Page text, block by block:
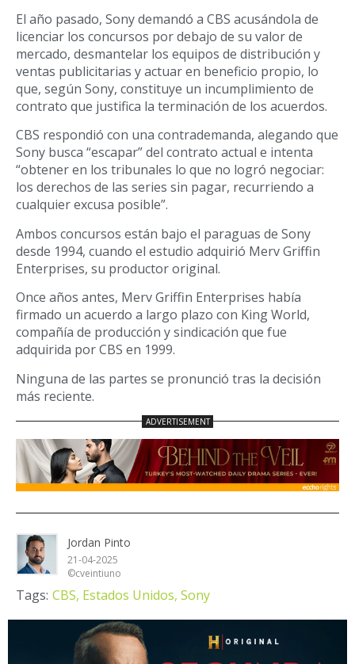
El año pasado, Sony demandó a CBS acusándola de
licenciar los concursos por debajo de su valor de
mercado, desmantelar los equipos de distribución y
ventas publicitarias y actuar en beneficio propio, lo
que, según Sony, constituye un incumplimiento de
contrato que justifica la terminación de los acuerdos.
CBS respondió con una contrademanda, alegando que
Sony busca “escapar” del contrato actual e intenta
“obtener en los tribunales lo que no logró negociar:
los derechos de las series sin pagar, recurriendo a
cualquier excusa posible”.
Ambos concursos están bajo el paraguas de Sony
desde 1994, cuando el estudio adquirió Merv Griffin
Enterprises, su productor original.
Once años antes, Merv Griffin Enterprises había
firmado un acuerdo a largo plazo con King World,
compañía de producción y sindicación que fue
adquirida por CBS en 1999.
Ninguna de las partes se pronunció tras la decisión
más reciente.
Jordan Pinto
21-04-2025
©cveintiuno
Tags: CBS, Estados Unidos, Sony